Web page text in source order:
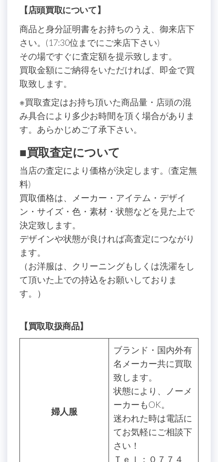
【店頭買取について】
商品と身分証明書をお持ちのうえ、御来店下
さい。(17:30位までにご来店下さい)
その場ですぐに査定額を提示致します。
買取金額にご納得をいただければ、即金で買
取致します。
※買取査定はお持ち頂いた商品量・店頭の混
み具合により多少お時間を頂く場合がありま
す。あらかじめご了承下さい。
■買取査定について
当店の査定により価格が決定します。(査定無
料)
買取価格は、メーカー・アイテム・デザイ
ン・サイズ・色・素材・状態などを見た上で
決定致します。
デザインや状態が良ければ高査定につながり
ます。
（お洋服は、クリーニングもしくは洗濯をし
て頂いた上での持込をお願いしておりま
す。）
【買取取扱商品】
婦人服
ブランド・国内外有
名メーカー共に買取
致します。
状態により、ノーメ
ーカーもOK。
迷われた時は電話に
てお気軽にご相談下
さい！
Ｔｅｌ：０７７４